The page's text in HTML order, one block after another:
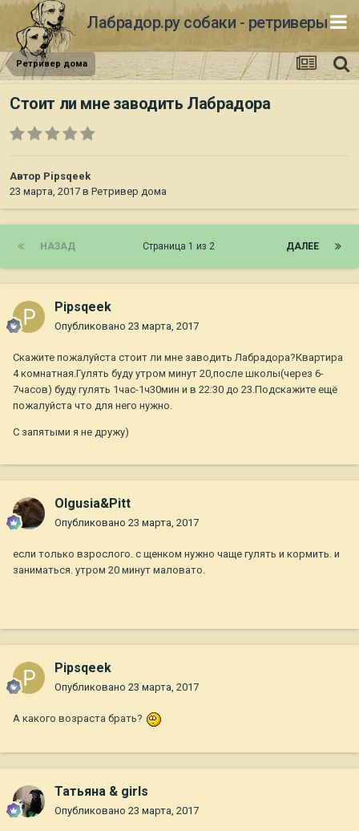
Лабрадор.ру собаки - ретриверы
Ретривер дома
Стоит ли мне заводить Лабрадора
Автор Pipsqeek
23 марта, 2017 в Ретривер дома
НАЗАД ДАЛЕЕ
Страница 1 из 2
Pipsqeek
Опубликовано 23 марта, 2017
Скажите пожалуйста стоит ли мне заводить Лабрадора?Квартира
4 комнатная.Гулять буду утром минут 20,после школы(через 6-
7часов) буду гулять 1час-1ч30мин и в 22:30 до 23.Подскажите ещё
пожалуйста что для него нужно.
С запятыми я не дружу)
Olgusia&Pitt
Опубликовано 23 марта, 2017
если только взрослого. с щенком нужно чаще гулять и кормить. и
заниматься. утром 20 минут маловато.
Pipsqeek
Опубликовано 23 марта, 2017
А какого возраста брать?
Татьяна & girls
Опубликовано 23 марта, 2017